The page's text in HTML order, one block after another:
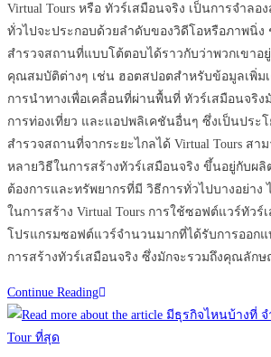
Virtual Tours หรือ ทัวร์เสมือนจริง เป็นการจำล
ทั่วไปจะประกอบด้วยลำดับของวิดีโอหรือภาพนิ่ง
สำรวจสถานที่แบบโต้ตอบได้ราวกับว่าพวกเขาอ
คุณสมบัติต่างๆ เช่น ฮอตสปอตสำหรับข้อมูลเพิ่ม
การนำทางเพื่อเคลื่อนที่ผ่านพื้นที่ ทัวร์เสมือนจริง
การท่องเที่ยว และแอปพลิเคชันอื่นๆ ซึ่งเป็นประ
สำรวจสถานที่จากระยะไกลได้ Virtual Tours สา
หลายวิธีในการสร้างทัวร์เสมือนจริง ขึ้นอยู่กับ
ต้องการและทรัพยากรที่มี วิธีการทั่วไปบางอย่าง
ในการสร้าง Virtual Tours การใช้ซอฟต์แวร์ทัวร์
โปรแกรมซอฟต์แวร์จำนวนมากที่ได้รับการออก
การสร้างทัวร์เสมือนจริง ซึ่งมักจะรวมถึงคุณลัก
Continue Readingเทคโนโลยี
Virtual